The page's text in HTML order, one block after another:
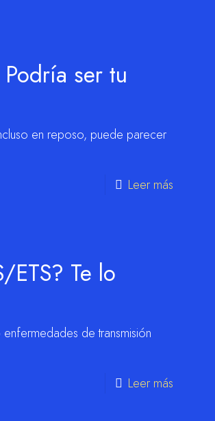
ser tu
en reposo, puede parecer
Leer más
ETS? Te lo
de transmisión
Leer más